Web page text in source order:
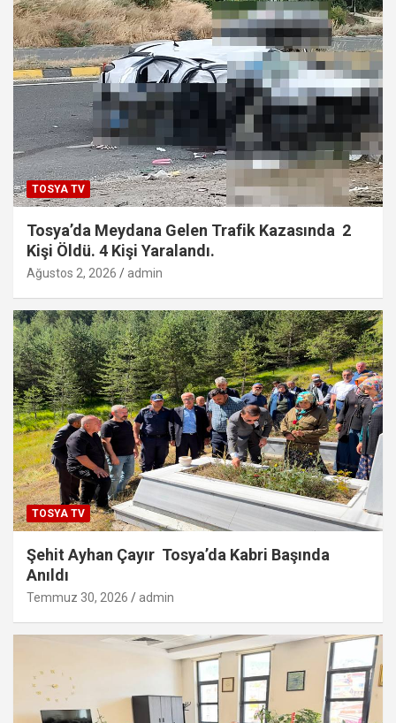
TOSYA TV
Tosya’da Meydana Gelen Trafik Kazasında 2
Kişi Öldü. 4 Kişi Yaralandı.
Ağustos 2, 2026 admin
TOSYA TV
Şehit Ayhan Çayır Tosya’da Kabri Başında
Anıldı
Temmuz 30, 2026 admin